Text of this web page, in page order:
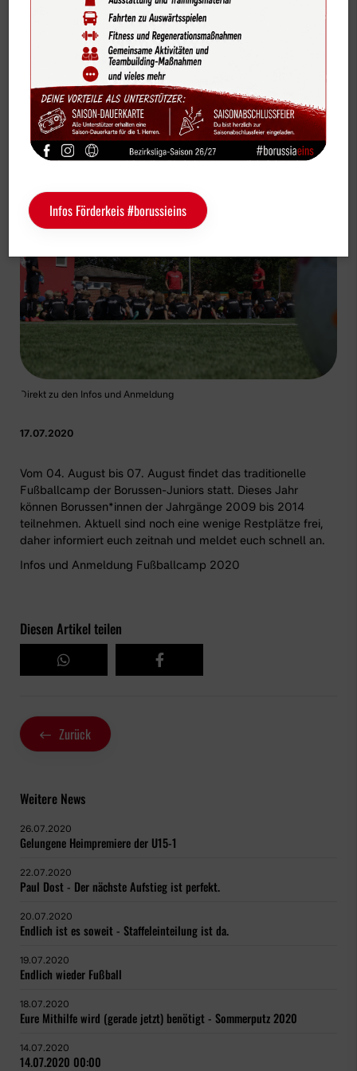
Fußball Jugendabteilung
Borussen-Juniors-Fußballcamp - Restplätze
frei.
Direkt zu den Infos und Anmeldung
17.07.2020
Vom 04. August bis 07. August findet das traditionelle
Fußballcamp der Borussen-Juniors statt. Dieses Jahr
können Borussen*innen der Jahrgänge 2009 bis 2014
teilnehmen. Aktuell sind noch eine wenige Restplätze frei,
daher informiert euch zeitnah und meldet euch schnell an.
Infos und Anmeldung Fußballcamp 2020
Diesen Artikel teilen
Zurück
Weitere News
26.07.2020
Gelungene Heimpremiere der U15-1
22.07.2020
Paul Dost - Der nächste Aufstieg ist perfekt.
20.07.2020
Endlich ist es soweit - Staffeleinteilung ist da.
19.07.2020
Endlich wieder Fußball
18.07.2020
Eure Mithilfe wird (gerade jetzt) benötigt - Sommerputz 2020
14.07.2020
14.07.2020 00:00
Bildergalerien
Vereinskalender
Sportdeutschland-News
Das LSB-Magazin "Wir im Sport"
Sponsoren
Kontakt Service
Infos Förderkeis #borussieins